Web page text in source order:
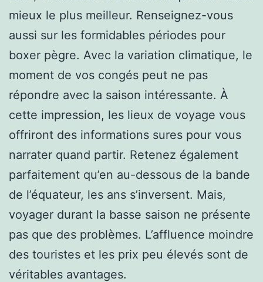
mieux le plus meilleur. Renseignez-vous
aussi sur les formidables périodes pour
boxer pègre. Avec la variation climatique, le
moment de vos congés peut ne pas
répondre avec la saison intéressante. À
cette impression, les lieux de voyage vous
offriront des informations sures pour vous
narrater quand partir. Retenez également
parfaitement qu’en au-dessous de la bande
de l’équateur, les ans s’inversent. Mais,
voyager durant la basse saison ne présente
pas que des problèmes. L’affluence moindre
des touristes et les prix peu élevés sont de
véritables avantages.